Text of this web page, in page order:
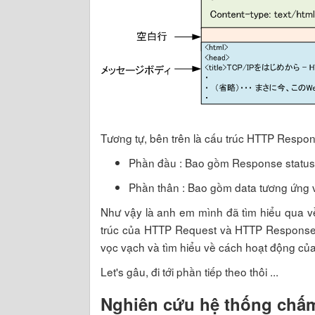
Tương tự, bên trên là cấu trúc HTTP
Phần đầu : Bao gồm Response
Phần thân : Bao gồm data tương
Như vậy là anh em mình đã tìm hiểu qua
trúc của HTTP Request và HTTP
vọc vạch và tìm hiểu về cách hoạt động
Let's gâu, đi tới phần tiếp theo thôi ...
Nghiên cứu hệ thống